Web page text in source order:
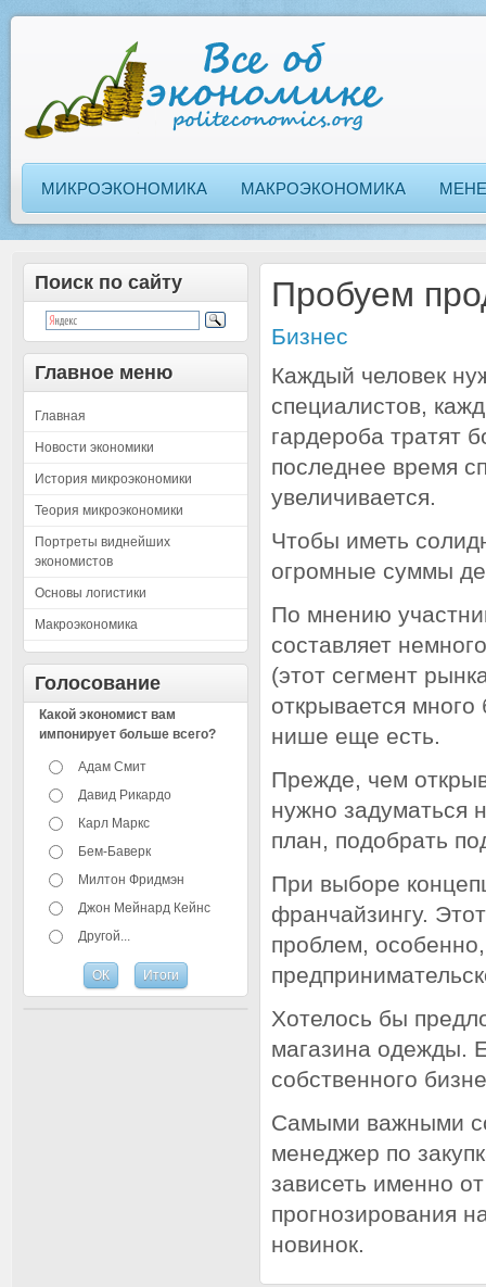
МИКРОЭКОНОМИКА МАКРОЭКОНОМИКА
Поиск по сайту
Главное меню
Главная
Новости экономики
История микроэкономики
Теория микроэкономики
Портреты виднейших
экономистов
Основы логистики
Макроэкономика
Голосование
Какой экономист вам
импонирует больше всего?
Адам Смит
Давид Рикардо
Карл Маркс
Бем-Баверк
Милтон Фридмэн
Джон Мейнард Кейнс
Другой...
Пробуем
Бизнес
Каждый человек
специалистов,
гардероба тратят
последнее время
увеличивается.
Чтобы иметь
огромные суммы
По мнению
составляет
(этот сегмент
открывается
нише еще есть.
Прежде, чем
нужно задуматься
план, подобрать
При выборе
франчайзингу.
проблем,
Хотелось бы
магазина одежды.
собственного
Самыми важными
менеджер по
зависеть именно
прогнозирования
новинок.